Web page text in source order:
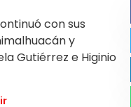
con sus
y
Gutiérrez e Higinio